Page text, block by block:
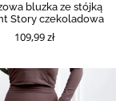
bluzka ze stójką
Story czekoladowa
109,99 zł